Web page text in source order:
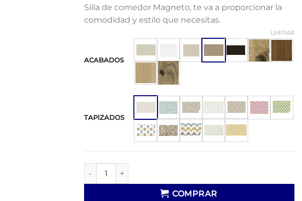
Silla de comedor Magneto, te va a proporcionar la
comodidad y estilo que necesitas.
ACABADOS
TAPIZADOS
LIMPIAR
Silla Magneto cantidad
COMPRAR